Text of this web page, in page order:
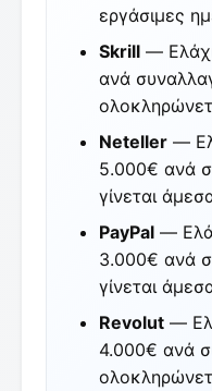
εργάσιμες
Skrill —
ανά
Neteller —
5.000€ ανά
γίνεται
PayPal —
3.000€ ανά
γίνεται
Revolut —
4.000€ ανά